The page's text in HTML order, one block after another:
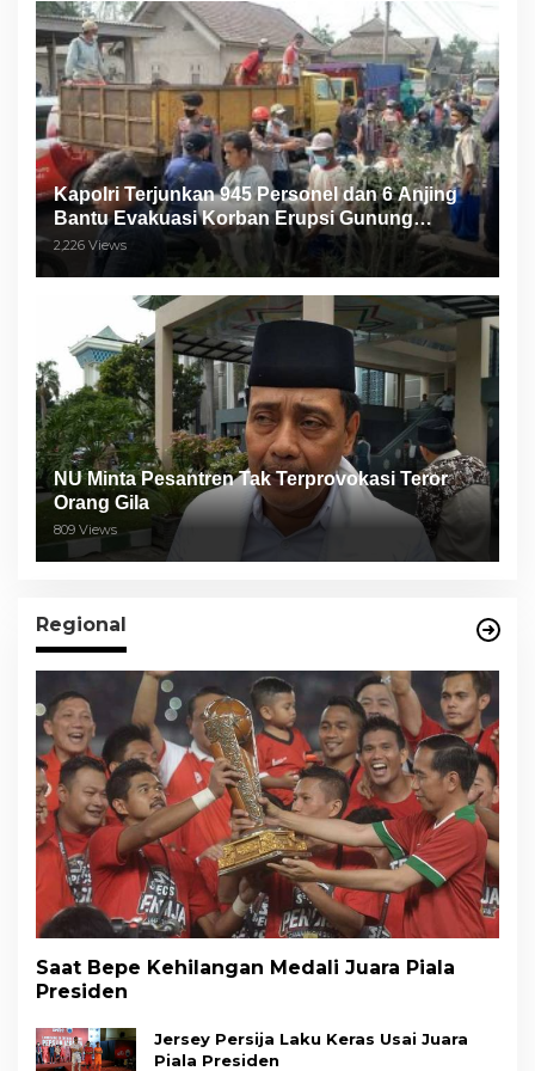
Kapolri Terjunkan 945 Personel dan 6 Anjing
Bantu Evakuasi Korban Erupsi Gunung
Semeru
2,226 Views
NU Minta Pesantren Tak Terprovokasi Teror
Orang Gila
809 Views
Regional
Saat Bepe Kehilangan Medali Juara Piala
Presiden
Jersey Persija Laku Keras Usai Juara
Piala Presiden